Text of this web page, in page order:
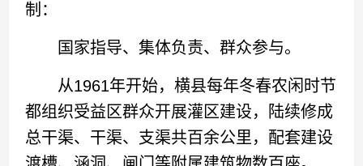
制：
国家指导、集体负责、群众参与。
从1961年开始，横县每年冬春农闲时节
都组织受益区群众开展灌区建设，陆续修成
总干渠、干渠、支渠共百余公里，配套建设